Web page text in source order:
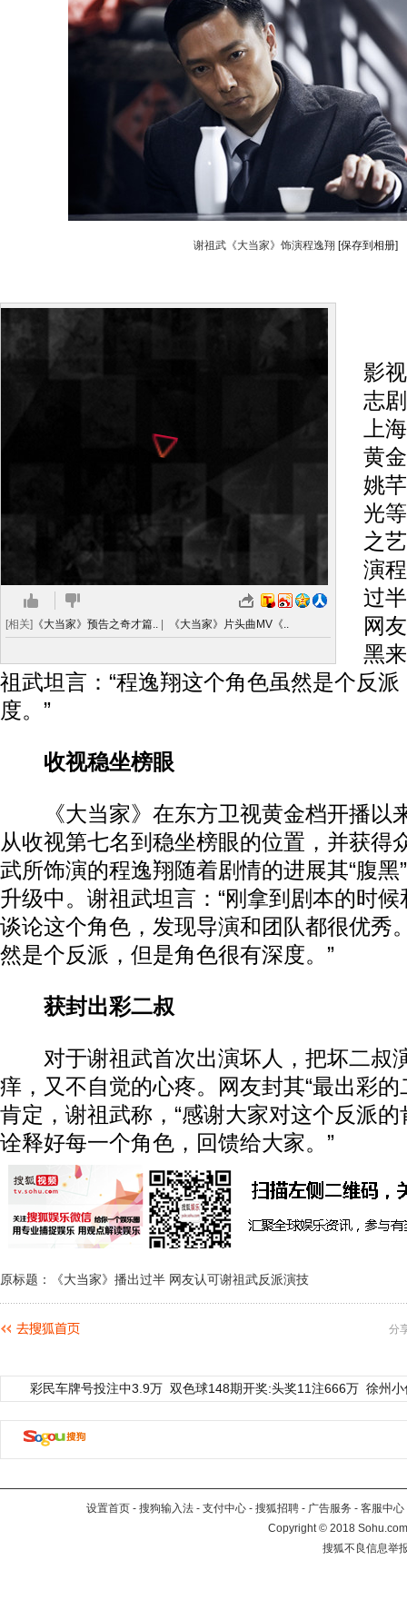
谢祖武《大当家》饰演程逸翔 [保存到相册]
[相关] 《大当家》预告之奇才篇.. 《大当家》片头曲MV《..
影
志
上
黄
姚
光
之
演
过
网
黑
祖武坦言：“程逸翔这个角色虽然是个反
度。”
收视稳坐榜眼
《大当家》在东方卫视黄金档开播以
从收视第七名到稳坐榜眼的位置，并获得
武所饰演的程逸翔随着剧情的进展其“腹黑
升级中。谢祖武坦言：“刚拿到剧本的时
谈论这个角色，发现导演和团队都很优秀
然是个反派，但是角色很有深度。”
获封出彩二叔
对于谢祖武首次出演坏人，把坏二叔
痒，又不自觉的心疼。网友封其“最出彩的
肯定，谢祖武称，“感谢大家对这个反派
诠释好每一个角色，回馈给大家。”
原标题：《大当家》播出过半 网友认可谢祖武反派演技
分
彩民车牌号投注中3.9万 双色球148期开奖:头奖11注666万 徐州
设置首页 - 搜狗输入法 - 支付中心 - 搜狐招聘 - 广告服务 - 客服中心
Copyright©2018
搜狐不良信息举